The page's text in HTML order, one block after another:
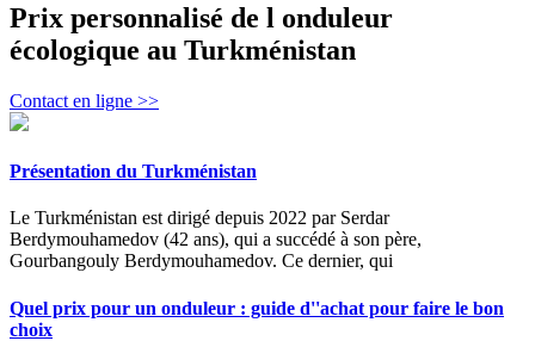
Prix personnalisé de l onduleur
écologique au Turkménistan
Contact en ligne >>
Présentation du Turkménistan
Le Turkménistan est dirigé depuis 2022 par Serdar
Berdymouhamedov (42 ans), qui a succédé à son père,
Gourbangouly Berdymouhamedov. Ce dernier, qui
Quel prix pour un onduleur : guide d''achat pour faire le bon
choix